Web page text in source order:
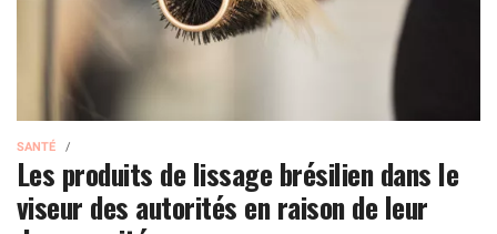
SANTÉ
Les produits de lissage brésilien dans le
viseur des autorités en raison de leur